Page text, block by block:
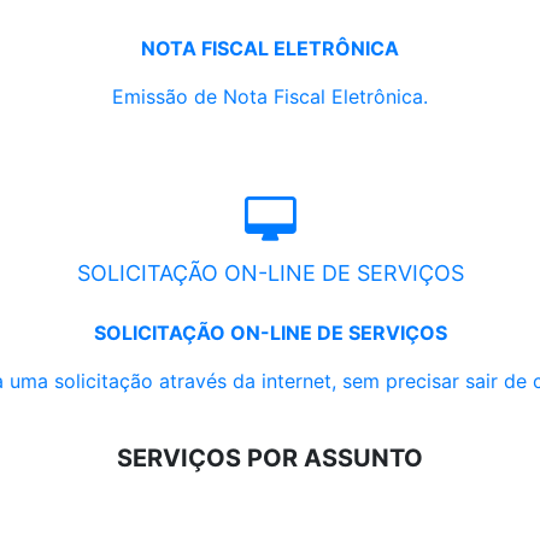
NOTA FISCAL ELETRÔNICA
Emissão de Nota Fiscal Eletrônica.
SOLICITAÇÃO ON-LINE DE SERVIÇOS
SOLICITAÇÃO ON-LINE DE SERVIÇOS
uma solicitação através da internet, sem precisar sair de
SERVIÇOS POR ASSUNTO